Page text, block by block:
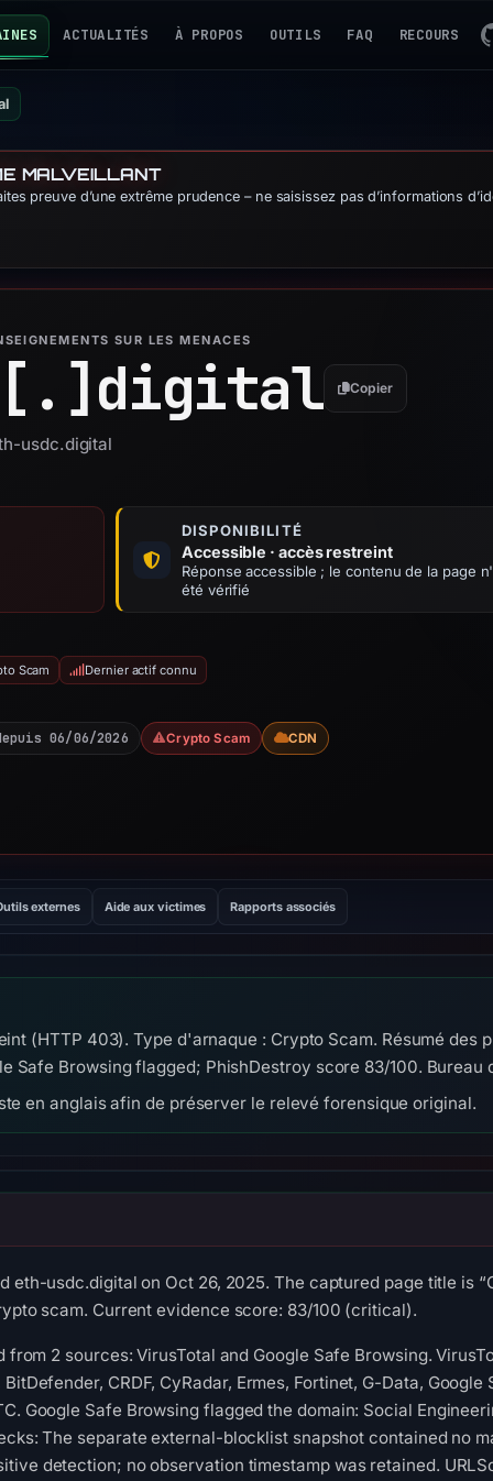
ACTUALITÉS À PROPOS OUTILS FAQ RECOURS
MALVEILLANT
preuve d’une extrême prudence – ne saisissez pas d’informations
SUR LES MENACES
digital Copier
usdc.digital
DISPONIBILITÉ
Accessible · accès restreint
Réponse accessible ; le contenu de la page
été vérifié
Scam Dernier actif connu
06/06/2026 Crypto Scam CDN
externes Aide aux victimes Rapports associés
(HTTP 403). Type d'arnaque : Crypto Scam. Résumé des
Safe Browsing flagged; PhishDestroy score 83/100. Bureau
en anglais afin de préserver le relevé forensique original.
eth-usdc.digital on Oct 26, 2025. The captured page title is
scam. Current evidence score: 83/100 (critical).
2 sources: VirusTotal and Google Safe Browsing.
CRDF, CyRadar, Ermes, Fortinet, G-Data,
Google Safe Browsing flagged the domain: Social
The separate external-blocklist snapshot contained no
detection; no observation timestamp was retained.